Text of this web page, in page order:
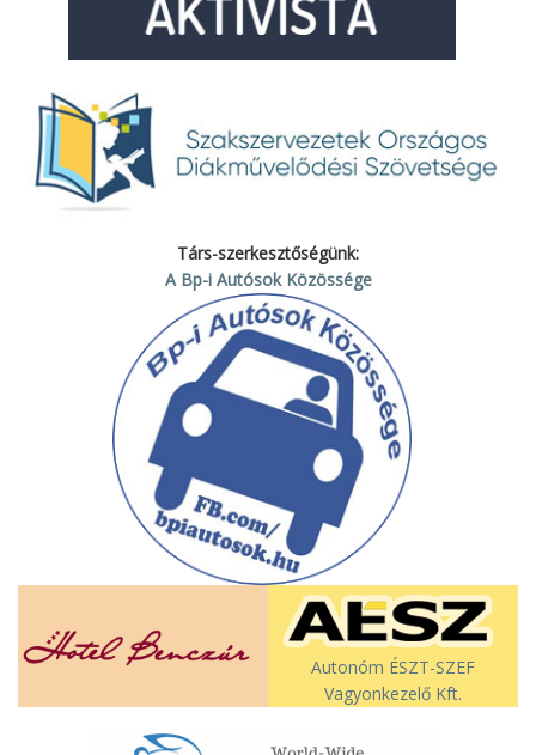
Társ-szerkesztőségünk:
A Bp-i Autósok Közössége
Autonóm ÉSZT-SZEF
Vagyonkezelő Kft.